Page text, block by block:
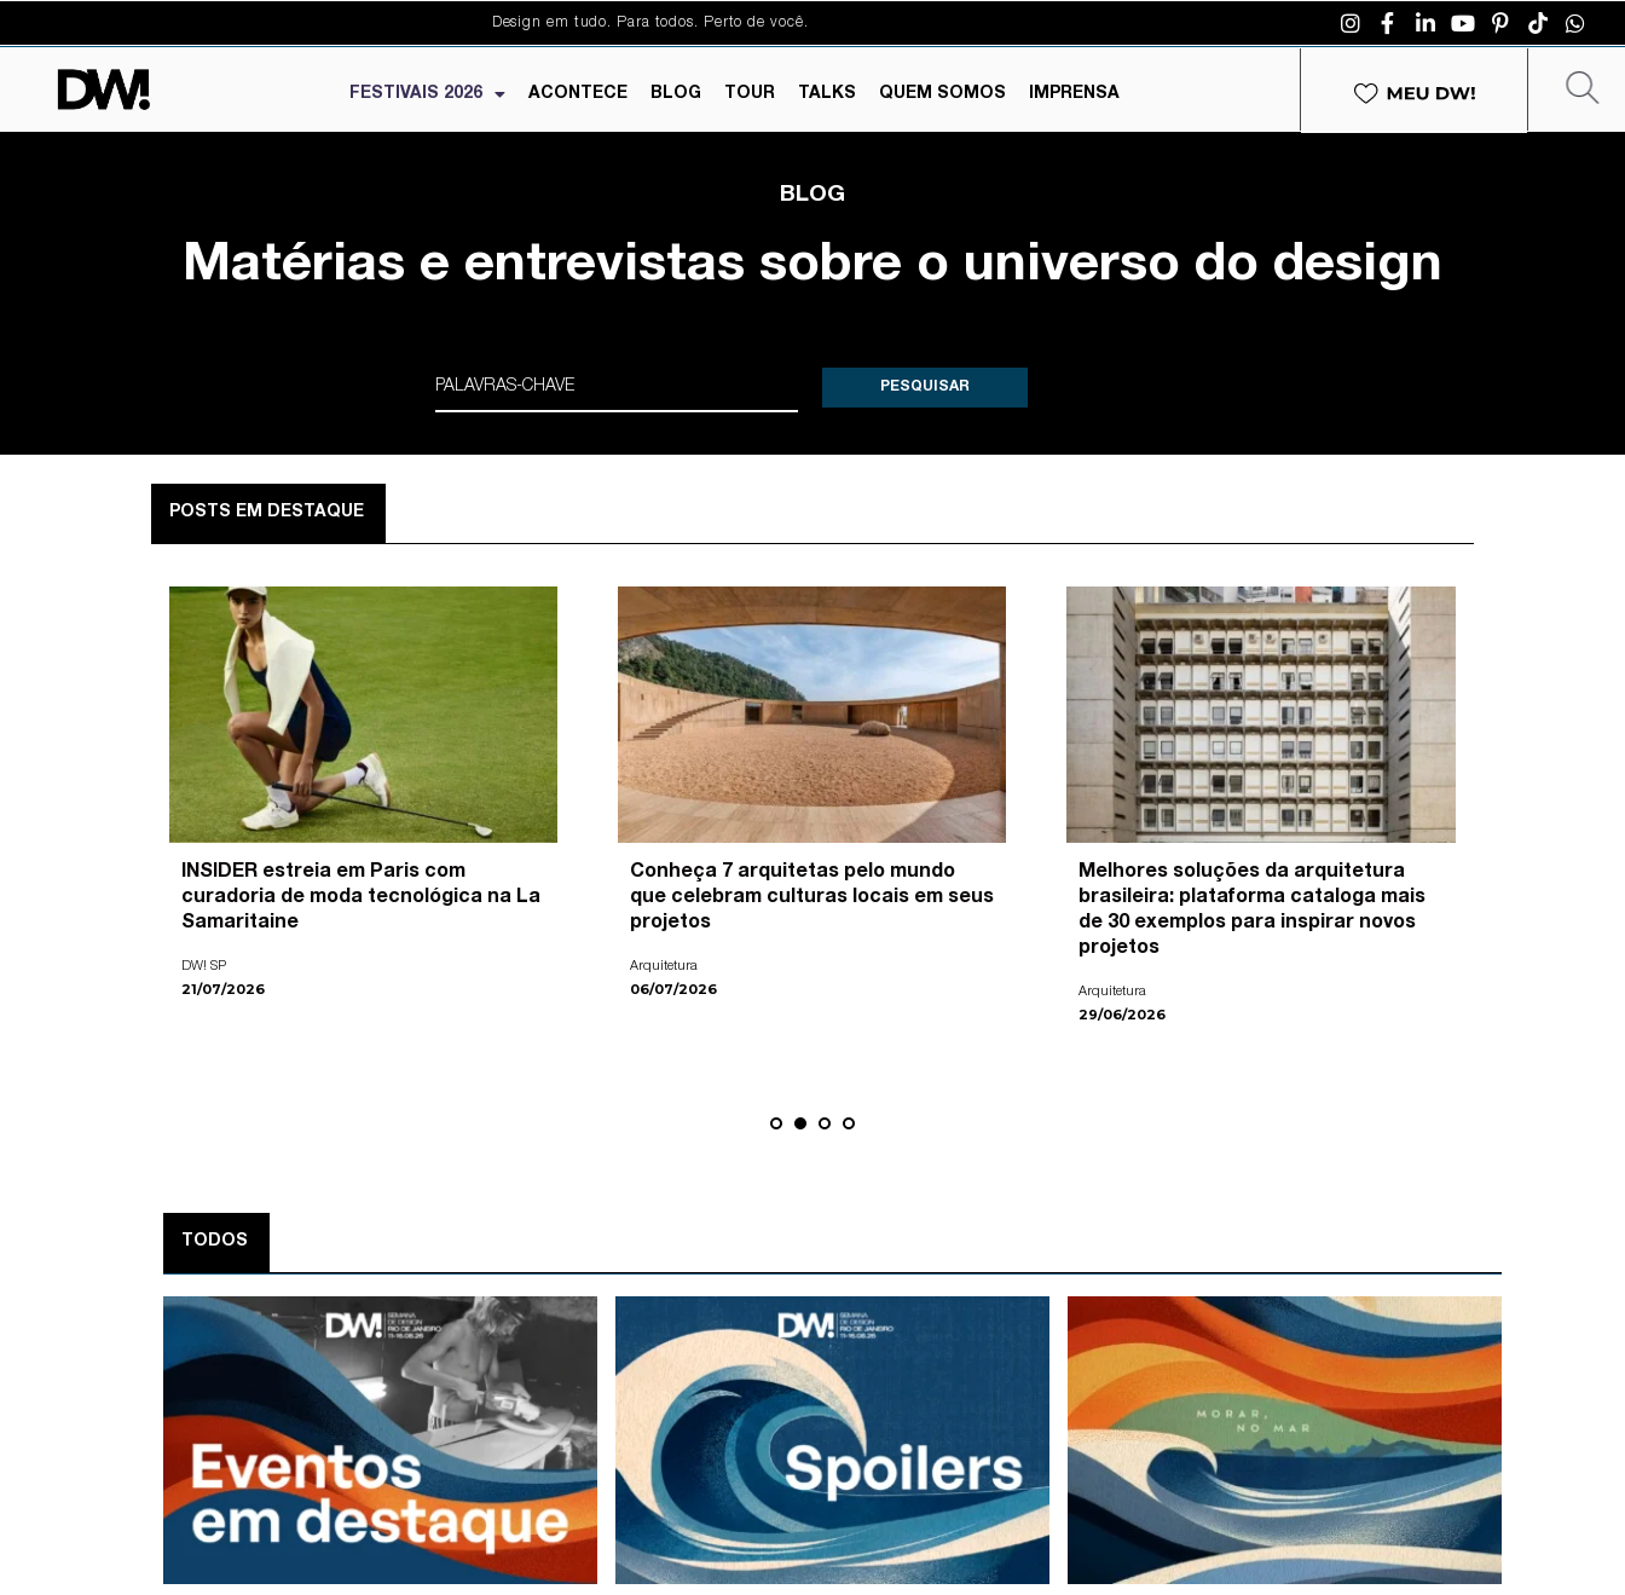
Design em tudo. Para todos. Perto de você.
FESTIVAIS 2026 ACONTECE BLOG TOUR TALKS QUEM SOMOS IMPRENSA
BLOG
Matérias e entrevistas sobre o universo do design
PESQUISAR
POSTS EM DESTAQUE
INSIDER estreia em Paris com
curadoria de moda tecnológica na La
Samaritaine
DW! SP
21/07/2026
Conheça 7 arquitetas pelo mundo
que celebram culturas locais em seus
projetos
Arquitetura
06/07/2026
Melhores soluções da arquitetura
brasileira: plataforma cataloga mais
de 30 exemplos para inspirar novos
projetos
Arquitetura
29/06/2026
TODOS